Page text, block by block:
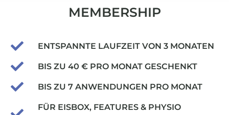
MEMBERSHIP
ENTSPANNTE LAUFZEIT VON 3 MONATEN
BIS ZU 40 € PRO MONAT GESCHENKT
BIS ZU 7 ANWENDUNGEN PRO MONAT
FÜR EISBOX, FEATURES & PHYSIO